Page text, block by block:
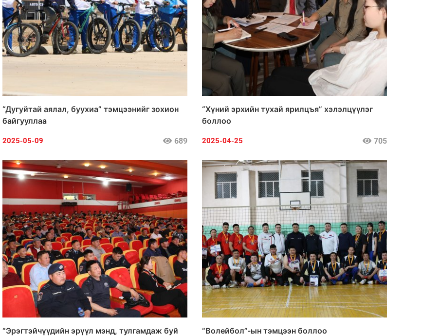
“Дугуйтай аялал, буухиа” тэмцээнийг зохион
байгууллаа
2025-05-09 689
“Хүний эрхийн тухай ярилцъя” хэлэлцүүлэг
боллоо
2025-04-25 705
“Эрэгтэйчүүдийн эрүүл мэнд, тулгамдаж буй
“Волейбол”-ын тэмцээн боллоо